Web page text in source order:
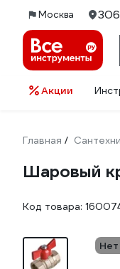
Москва
Акции
Главная /
Шаровый
Код товара: